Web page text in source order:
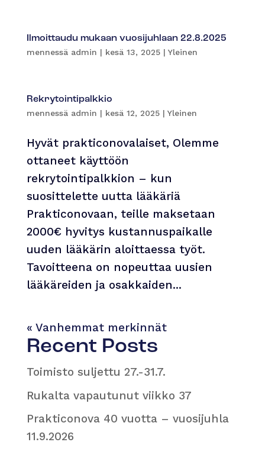
Ilmoittaudu mukaan vuosijuhlaan 22.8.2025
mennessä admin | kesä 13, 2025| Yleinen
Rekrytointipalkkio
mennessä admin | kesä 12, 2025| Yleinen
Hyvät prakticonovalaiset, Olemme
ottaneet käyttöön
rekrytointipalkkion – kun
suosittelette uutta lääkäriä
Prakticonovaan, teille maksetaan
2000€ hyvitys kustannuspaikalle
uuden lääkärin aloittaessa työt.
Tavoitteena on nopeuttaa uusien
lääkäreiden ja osakkaiden...
« Vanhemmat merkinnät
Recent Posts
Toimisto suljettu 27.-31.7.
Rukalta vapautunut viikko 37
Prakticonova 40 vuotta – vuosijuhla
11.9.2026